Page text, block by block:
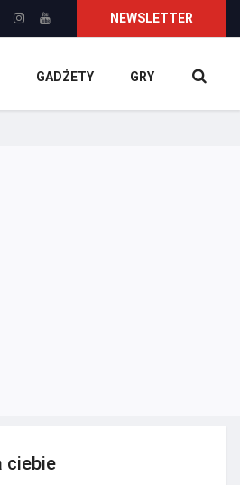
NEWSLETTER
GADŻETY GRY
ciebie